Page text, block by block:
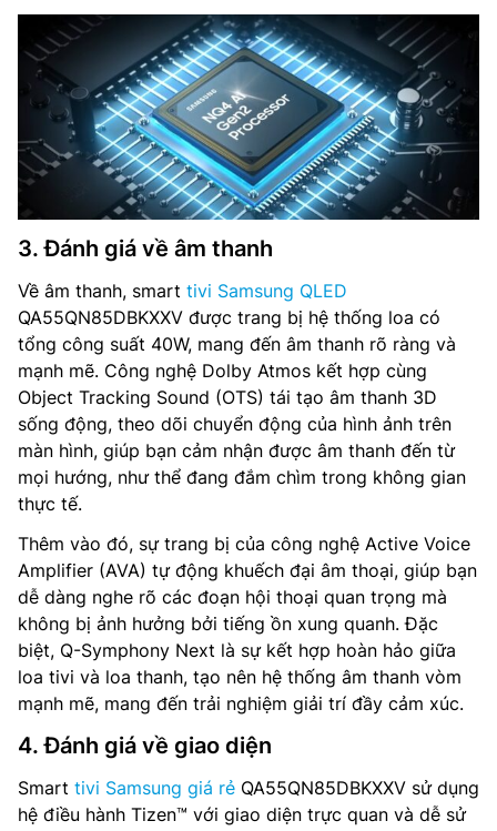
3. Đánh giá về âm thanh
Về âm thanh, smart tivi Samsung QLED
QA55QN85DBKXXV được trang bị hệ thống loa có
tổng công suất 40W, mang đến âm thanh rõ ràng và
mạnh mẽ. Công nghệ Dolby Atmos kết hợp cùng
Object Tracking Sound (OTS) tái tạo âm thanh 3D
sống động, theo dõi chuyển động của hình ảnh trên
màn hình, giúp bạn cảm nhận được âm thanh đến từ
mọi hướng, như thể đang đắm chìm trong không gian
thực tế.
Thêm vào đó, sự trang bị của công nghệ Active Voice
Amplifier (AVA) tự động khuếch đại âm thoại, giúp bạn
dễ dàng nghe rõ các đoạn hội thoại quan trọng mà
không bị ảnh hưởng bởi tiếng ồn xung quanh. Đặc
biệt, Q-Symphony Next là sự kết hợp hoàn hảo giữa
loa tivi và loa thanh, tạo nên hệ thống âm thanh vòm
mạnh mẽ, mang đến trải nghiệm giải trí đầy cảm xúc.
4. Đánh giá về giao diện
Smart tivi Samsung giá rẻ QA55QN85DBKXXV sử dụng
hệ điều hành Tizen™ với giao diện trực quan và dễ sử